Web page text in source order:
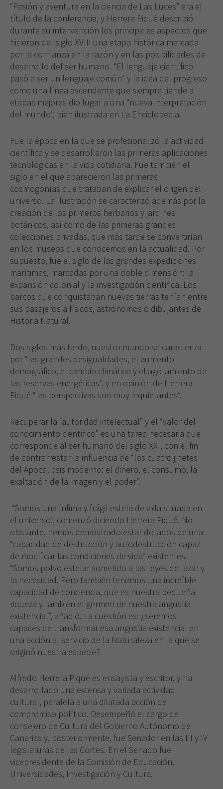
“Pasión y aventura en la ciencia de Las Luces” era el
título de la conferencia, y Herrera Piqué describió
durante su intervención los principales aspectos que
hicieron del siglo XVIII una etapa histórica marcada
por la confianza en la razón y en las posibilidades de
desarrollo del ser humano. “El lenguaje científico
pasó a ser un lenguaje común” y la idea del progreso
como una línea ascendente que siempre tiende a
etapas mejores dio lugar a una “nueva interpretación
del mundo”, bien ilustrada en La Enciclopedia.
Fue la época en la que se profesionalizó la actividad
científica y se desarrollaron las primeras aplicaciones
tecnológicas en la vida cotidiana. Fue también el
siglo en el que aparecieron las primeras
cosmogonías que trataban de explicar el origen del
universo. La Ilustración se caracterizó además por la
creación de los primeros herbarios y jardines
botánicos, así como de las primeras grandes
colecciones privadas, que más tarde se convertirían
en los museos que conocemos en la actualidad. Por
supuesto, fue el siglo de las grandes expediciones
marítimas, marcadas por una doble dimensión: la
expansión colonial y la investigación científica. Los
barcos que conquistaban nuevas tierras tenían entre
sus pasajeros a físicos, astrónomos o dibujantes de
Historia Natural.
Dos siglos más tarde, nuestro mundo se caracteriza
por “las grandes desigualdades, el aumento
demográfico, el cambio climático y el agotamiento de
las reservas energéticas”, y en opinión de Herrera
Piqué “las perspectivas son muy inquietantes”.
Recuperar la “autoridad intelectual” y el “valor del
conocimiento científico” es una tarea necesaria que
corresponde al ser humano del siglo XXI, con el fin
de contrarrestar la influencia de “los cuatro jinetes
del Apocalipsis moderno: el dinero, el consumo, la
exaltación de la imagen y el poder”.
“Somos una ínfima y frágil estela de vida situada en
el universo”, comenzó diciendo Herrera Piqué. No
obstante, hemos demostrado estar dotados de una
“capacidad de destrucción y autodestrucción capaz
de modificar las condiciones de vida” existentes.
“Somos polvo estelar sometido a las leyes del azar y
la necesidad. Pero también tenemos una increíble
capacidad de conciencia, que es nuestra pequeña
riqueza y también el germen de nuestra angustia
existencial”, añadió. La cuestión es: ¿seremos
capaces de transformar esa angustia existencial en
una acción al servicio de la Naturaleza en la que se
originó nuestra especie?
Alfredo Herrera Piqué es ensayista y escritor, y ha
desarrollado una extensa y variada actividad
cultural, paralela a una dilatada acción de
compromiso político. Desempeñó el cargo de
consejero de Cultura del Gobierno Autónomo de
Canarias y, posteriormente, fue Senador en las III y IV
legislaturas de las Cortes. En el Senado fue
vicepresidente de la Comisión de Educación,
Universidades, Investigación y Cultura.